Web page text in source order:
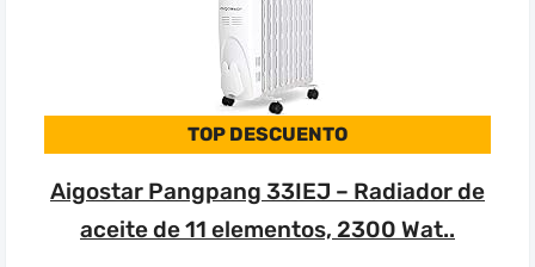
TOP DESCUENTO
Aigostar Pangpang 33IEJ – Radiador de
aceite de 11 elementos, 2300 Wat..